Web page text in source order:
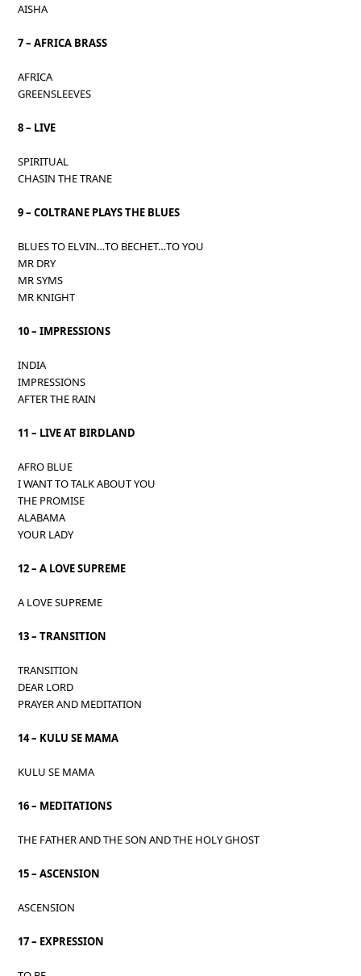
AISHA
7 – AFRICA BRASS
AFRICA
GREENSLEEVES
8 – LIVE
SPIRITUAL
CHASIN THE TRANE
9 – COLTRANE PLAYS THE BLUES
BLUES TO ELVIN…TO BECHET…TO YOU
MR DRY
MR SYMS
MR KNIGHT
10 – IMPRESSIONS
INDIA
IMPRESSIONS
AFTER THE RAIN
11 – LIVE AT BIRDLAND
AFRO BLUE
I WANT TO TALK ABOUT YOU
THE PROMISE
ALABAMA
YOUR LADY
12 – A LOVE SUPREME
A LOVE SUPREME
13 – TRANSITION
TRANSITION
DEAR LORD
PRAYER AND MEDITATION
14 – KULU SE MAMA
KULU SE MAMA
16 – MEDITATIONS
THE FATHER AND THE SON AND THE HOLY GHOST
15 – ASCENSION
ASCENSION
17 – EXPRESSION